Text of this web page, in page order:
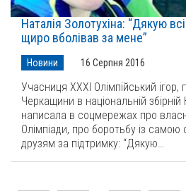
Наталія Золотухіна: “Дякую
щиро вболівав за мене”
Новини 16 Серпня 2016
Учасниця ХХХІ Олімпійський ігор,
Черкащини в національній збірній
написала в соцмережах про
Олімпіади, про боротьбу із
друзям за підтримку: “Дякую…